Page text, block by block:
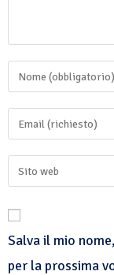
Salva il mio
per la prossima